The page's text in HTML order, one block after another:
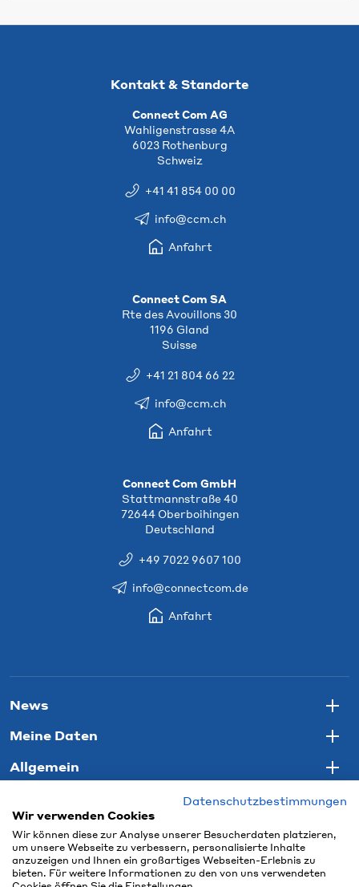
Kontakt & Standorte
Connect Com AG
Wahligenstrasse 4A
6023 Rothenburg
Schweiz
+41 41 854 00 00
info@ccm.ch
Anfahrt
Connect Com SA
Rte des Avouillons 30
1196 Gland
Suisse
+41 21 804 66 22
info@ccm.ch
Anfahrt
Connect Com GmbH
Stattmannstraße 40
72644 Oberboihingen
Deutschland
+49 7022 9607 100
info@connectcom.de
Anfahrt
News
Meine Daten
Allgemein
Datenschutzbestimmungen
Wir verwenden Cookies
Wir können diese zur Analyse unserer Besucherdaten platzieren,
um unsere Webseite zu verbessern, personalisierte Inhalte
anzuzeigen und Ihnen ein großartiges Webseiten-Erlebnis zu
bieten. Für weitere Informationen zu den von uns verwendeten